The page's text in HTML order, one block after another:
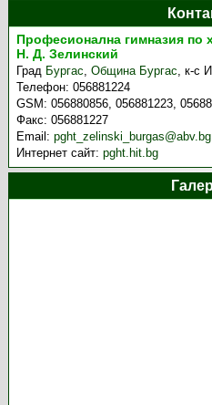
Професионална гимназия по
Н. Д. Зелинский
Град Бургас,Община Бургас,к-с
Телефон:056881224
GSM:056880856, 056881223,
Факс:056881227
Email:pght_zelinski_burgas@abv.bg
Интернет сайт:pght.hit.bg